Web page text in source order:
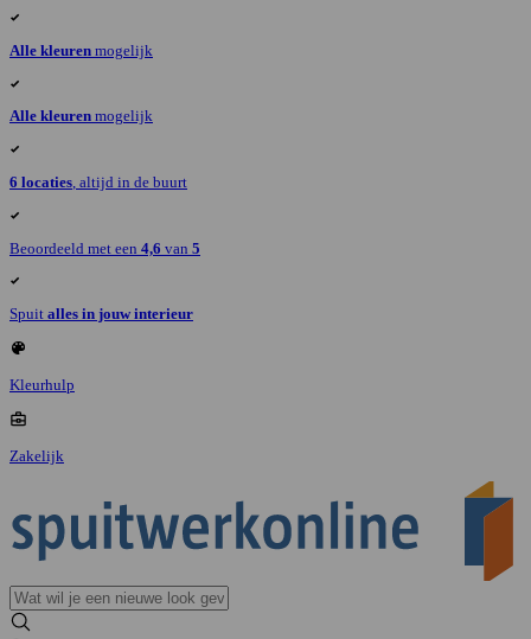
Alle kleuren mogelijk
Alle kleuren mogelijk
6 locaties, altijd in de buurt
Beoordeeld met een 4,6 van 5
Spuit alles in jouw interieur
Kleurhulp
Zakelijk